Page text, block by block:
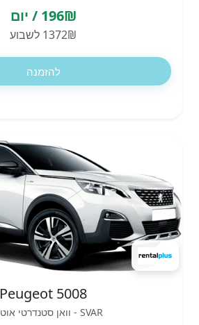
196₪ / יום
1372₪ לשבוע
להזמנה
Peugeot 5008
SVAR - וואן סטנדרטי אוטומט